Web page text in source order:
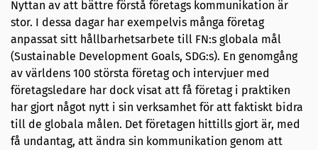
Nyttan av att bättre förstå företags kommunikation är
stor. I dessa dagar har exempelvis många företag
anpassat sitt hållbarhetsarbete till FN:s globala mål
(Sustainable Development Goals, SDG:s). En genomgång
av världens 100 största företag och intervjuer med
företagsledare har dock visat att få företag i praktiken
har gjort något nytt i sin verksamhet för att faktiskt bidra
till de globala målen. Det företagen hittills gjort är, med
få undantag, att ändra sin kommunikation genom att